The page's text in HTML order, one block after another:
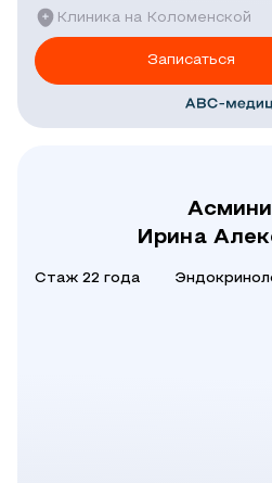
Клиника на Коломенской
Записаться
Ирина
Стаж 22 года